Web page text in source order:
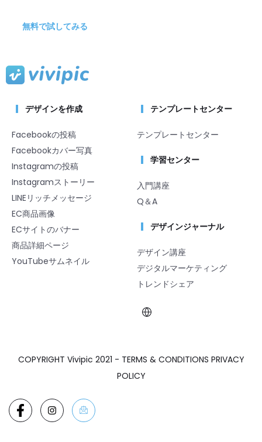
無料で試してみる
デザインを作成
Facebookの投稿
Facebookカバー写真
Instagramの投稿
Instagramストーリー
LINEリッチメッセージ
EC商品画像
ECサイトのバナー
商品詳細ページ
YouTubeサムネイル
テンプレートセンター
テンプレートセンター
学習センター
入門講座
Q＆A
デザインジャーナル
デザイン講座
デジタルマーケティング
トレンドシェア
COPYRIGHT Vivipic 2021 - TERMS & CONDITIONS PRIVACY
POLICY